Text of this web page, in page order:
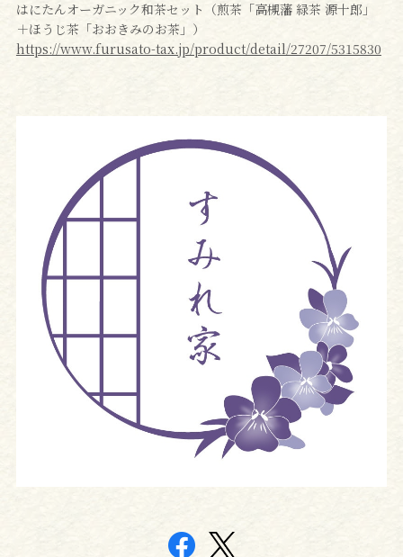
はにたんオーガニック和茶セット（煎茶「高槻藩 緑茶 源十郎」
＋ほうじ茶「おおきみのお茶」）
https://www.furusato-tax.jp/product/detail/27207/5315830